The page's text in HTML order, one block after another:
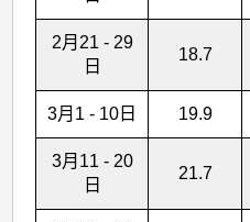
2月21 - 29
日
18.7
3月1 - 10日 19.9
3月11 - 20
日
21.7